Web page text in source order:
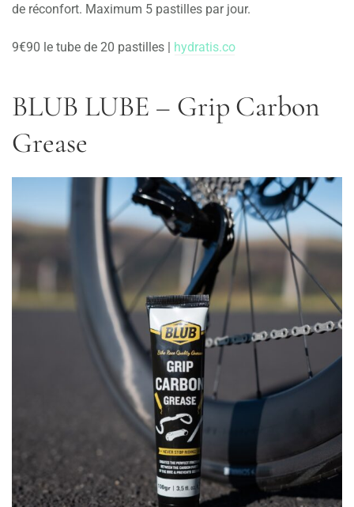
de réconfort. Maximum 5 pastilles par jour.
9€90 le tube de 20 pastilles | hydratis.co
BLUB LUBE – Grip Carbon
Grease